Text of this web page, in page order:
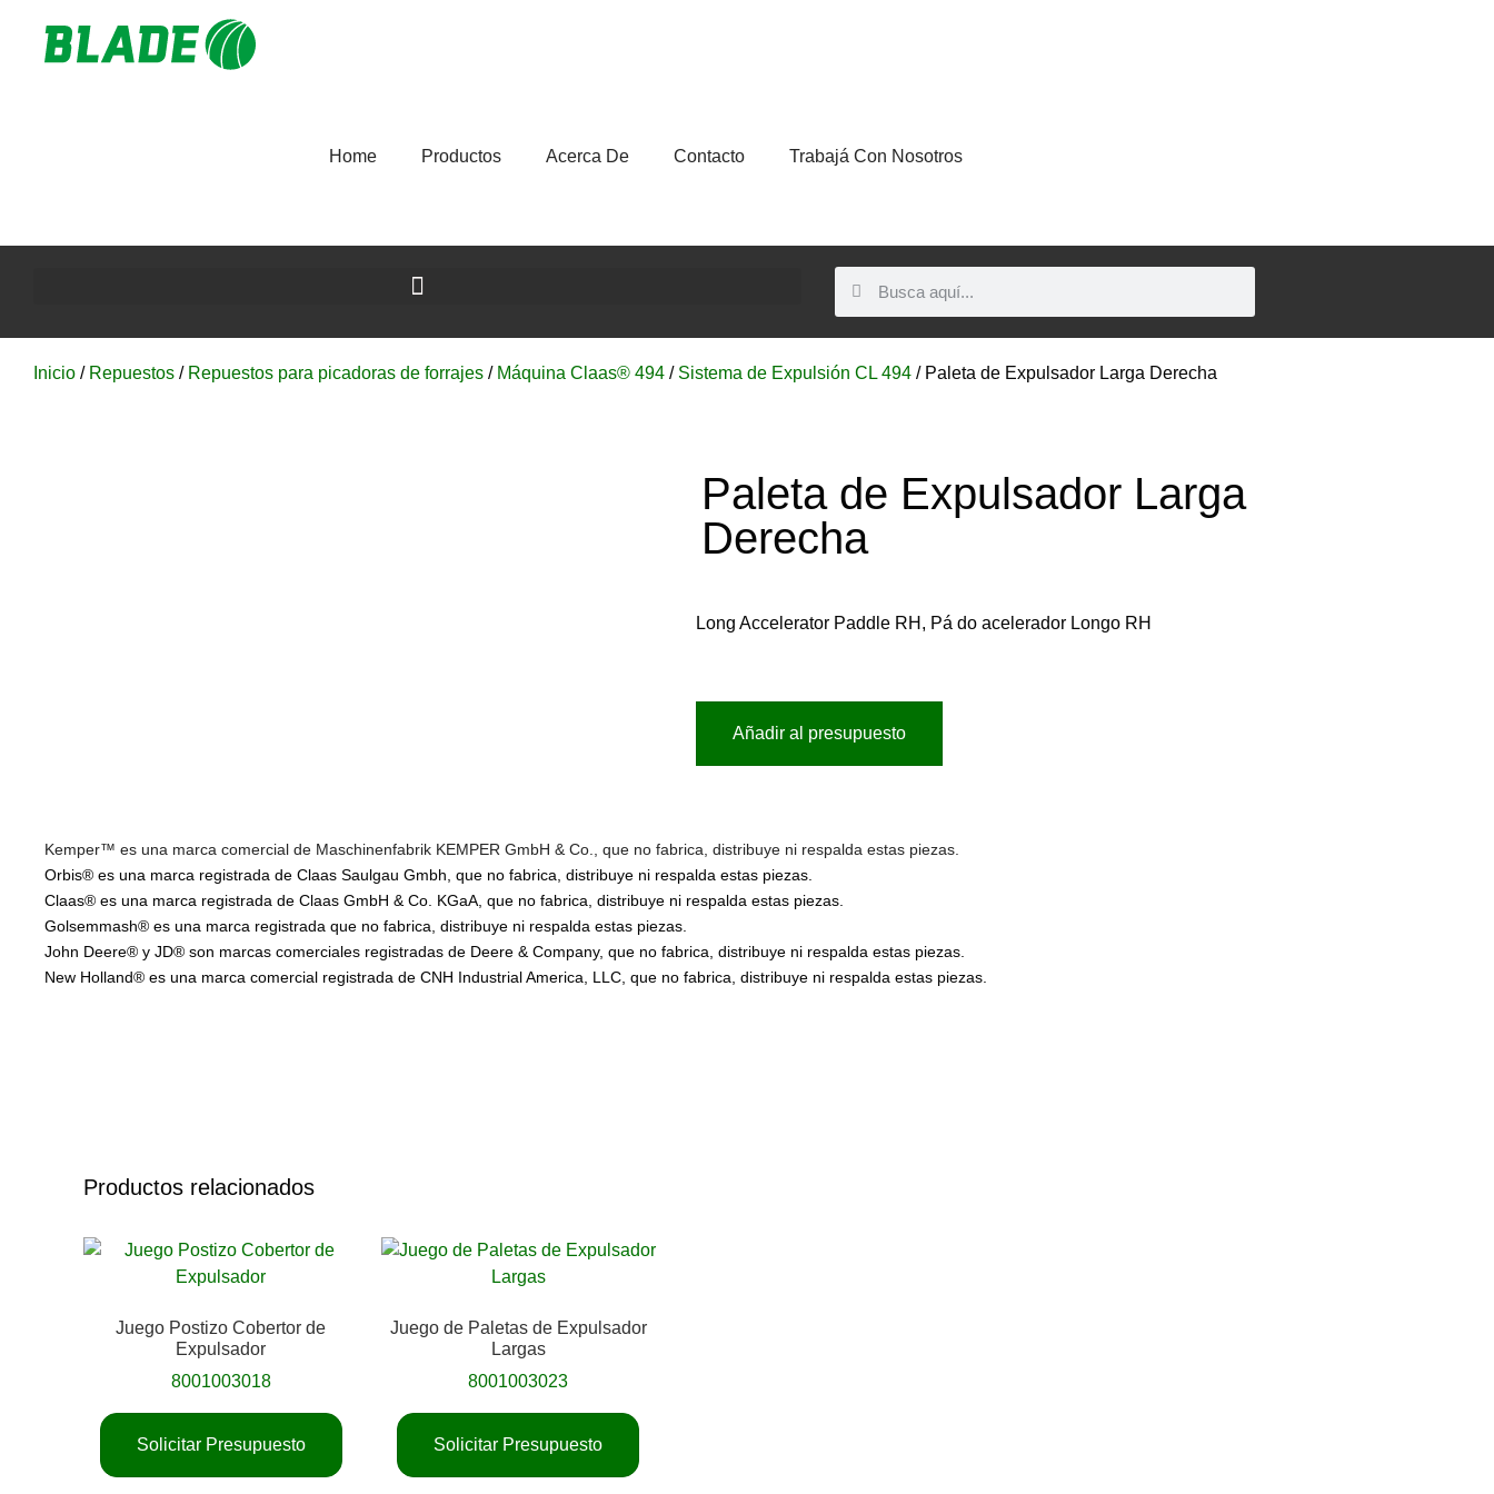
Home Productos Acerca De Contacto Trabajá Con Nosotros
Inicio / Repuestos / Repuestos para picadoras de forrajes / Máquina Claas® 494 / Sistema de Expulsión CL 494 / Paleta de Expulsador Larga Derecha
Paleta de Expulsador Larga
Derecha
Long Accelerator Paddle RH, Pá do acelerador Longo RH
Añadir al presupuesto
Kemper™ es una marca comercial de Maschinenfabrik KEMPER GmbH & Co., que no fabrica, distribuye ni respalda estas piezas.
Orbis® es una marca registrada de Claas Saulgau Gmbh, que no fabrica, distribuye ni respalda estas piezas.
Claas® es una marca registrada de Claas GmbH & Co. KGaA, que no fabrica, distribuye ni respalda estas piezas.
Golsemmash® es una marca registrada que no fabrica, distribuye ni respalda estas piezas.
John Deere® y JD® son marcas comerciales registradas de Deere & Company, que no fabrica, distribuye ni respalda estas piezas.
New Holland® es una marca comercial registrada de CNH Industrial America, LLC, que no fabrica, distribuye ni respalda estas piezas.
Productos relacionados
Juego Postizo Cobertor de
Expulsador
8001003018
Solicitar Presupuesto
Juego de Paletas de Expulsador
Largas
8001003023
Solicitar Presupuesto